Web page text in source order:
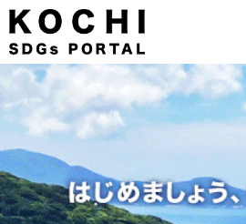
メインコンテンツに移動